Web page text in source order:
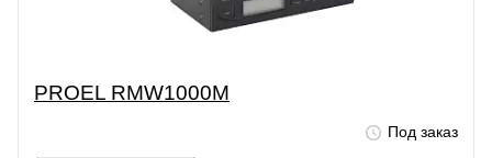
PROEL RMW1000M
Под заказ